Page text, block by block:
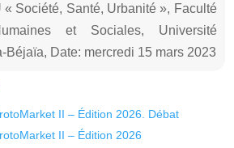
« Société, Santé, Urbanité », Faculté
et Sociales, Université
Béjaïa, Date: mercredi 15 mars 2023
II – Édition 2026. Débat
II – Édition 2026